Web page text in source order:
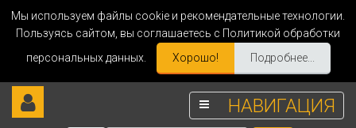
Мы используем файлы cookie и рекомендательные технологии.
Пользуясь сайтом, вы соглашаетесь с Политикой обработки
персональных данных.
Хорошо! Подробнее...
НАВИГАЦИЯ